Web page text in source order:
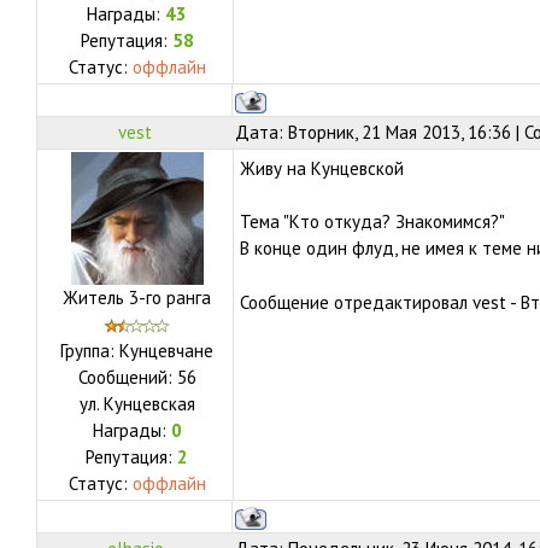
Награды: 43
Репутация: 58
Статус: оффлайн
vest Дата: Вторник, 21 Мая 2013, 16:36 |
Житель 3-го ранга
Группа: Кунцевчане
Сообщений: 56
ул. Кунцевская
Награды: 0
Репутация: 2
Статус: оффлайн
Живу на Кунцевской
Тема "Кто откуда? Знакомимся?"
В конце один флуд, не имея к теме
Сообщение отредактировал vest -